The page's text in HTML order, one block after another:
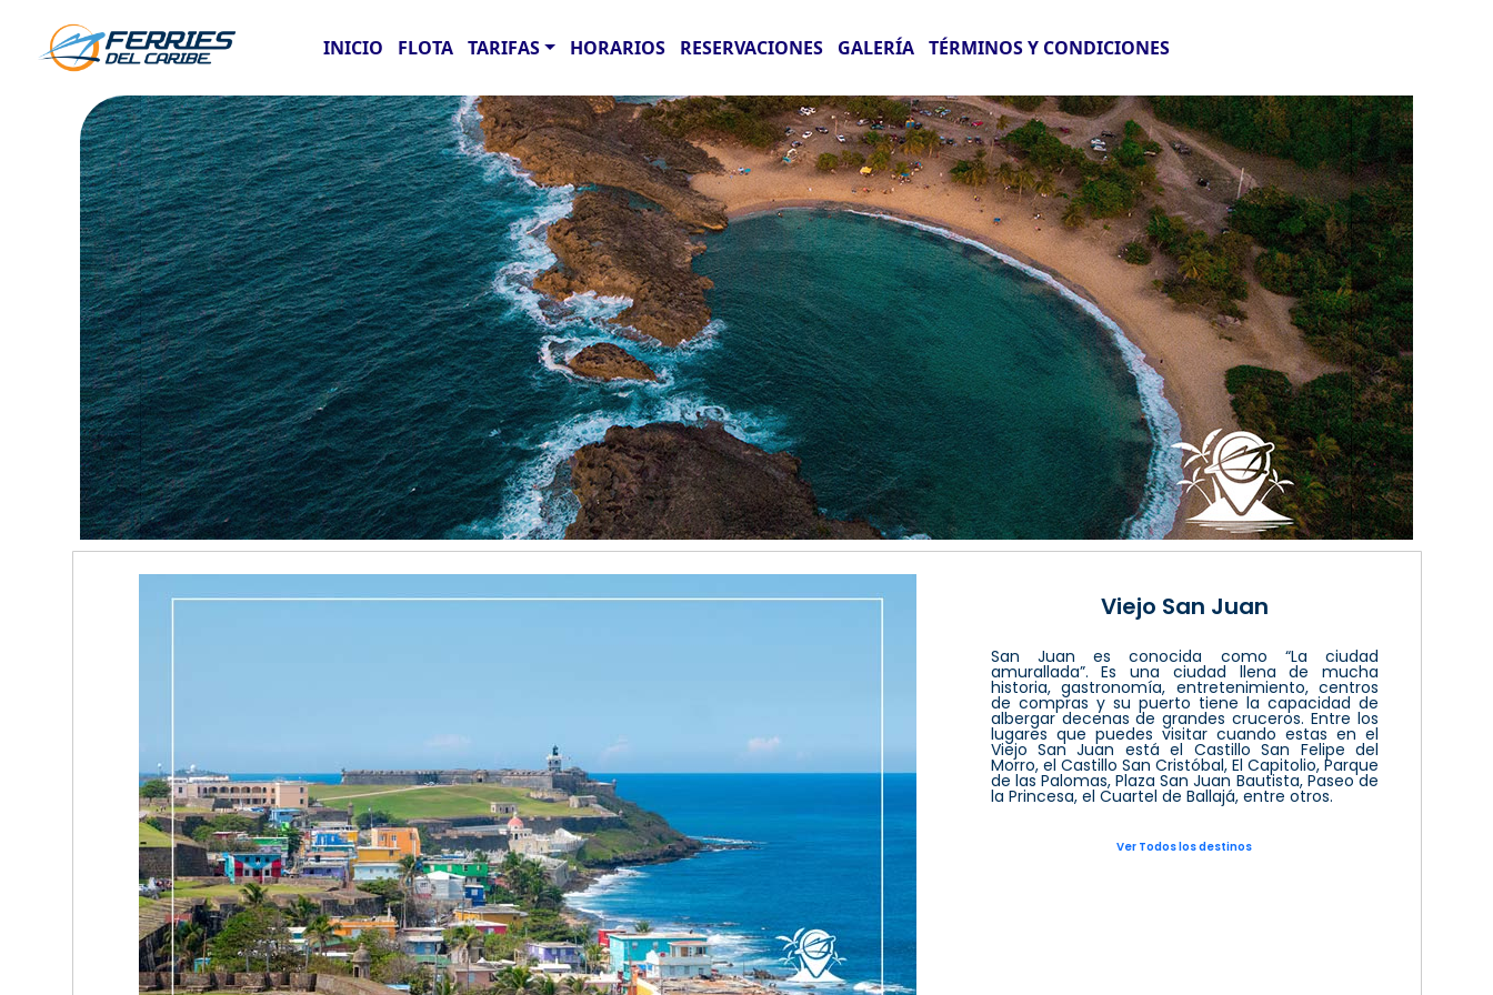
INICIO FLOTA TARIFAS HORARIOS RESERVACIONES GALERÍA TÉRMINOS Y CONDICIONES
Viejo San Juan
San Juan es conocida como “La ciudad
amurallada”. Es una ciudad llena de mucha
historia, gastronomía, entretenimiento, centros
de compras y su puerto tiene la capacidad de
albergar decenas de grandes cruceros. Entre los
lugares que puedes visitar cuando estas en el
Viejo San Juan está el Castillo San Felipe del
Morro, el Castillo San Cristóbal, El Capitolio, Parque
de las Palomas, Plaza San Juan Bautista, Paseo de
la Princesa, el Cuartel de Ballajá, entre otros.
Ver Todos los destinos